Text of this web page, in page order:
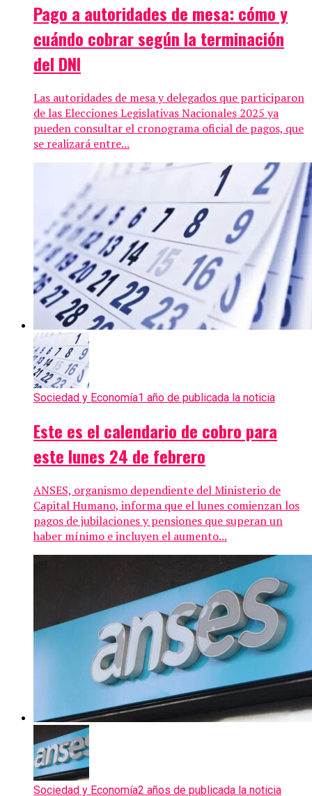
Pago a autoridades de mesa: cómo y
cuándo cobrar según la terminación
del DNI
Las autoridades de mesa y delegados que participaron
de las Elecciones Legislativas Nacionales 2025 ya
pueden consultar el cronograma oficial de pagos, que
se realizará entre...
Sociedad y Economía1 año de publicada la noticia
Este es el calendario de cobro para
este lunes 24 de febrero
ANSES, organismo dependiente del Ministerio de
Capital Humano, informa que el lunes comienzan los
pagos de jubilaciones y pensiones que superan un
haber mínimo e incluyen el aumento...
Sociedad y Economía2 años de publicada la noticia